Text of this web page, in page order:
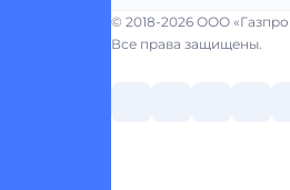
© 2018-2026 ООО
Все права защищены.